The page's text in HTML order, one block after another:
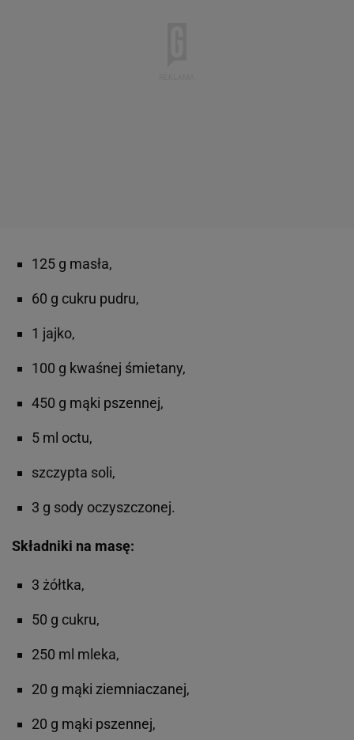
125 g masła,
60 g cukru pudru,
1 jajko,
100 g kwaśnej śmietany,
450 g mąki pszennej,
5 ml octu,
szczypta soli,
3 g sody oczyszczonej.
Składniki na masę:
3 żółtka,
50 g cukru,
250 ml mleka,
20 g mąki ziemniaczanej,
20 g mąki pszennej,